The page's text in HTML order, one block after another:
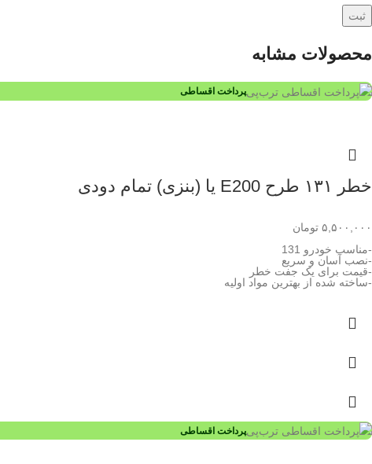
محصولات مشابه
پرداخت اقساطی
خطر ۱۳۱ طرح E200 یا (بنزی) تمام دودی
۵,۵۰۰,۰۰۰ تومان
-مناسب خودرو 131
-نصب آسان و سریع
-قیمت برای یک جفت خطر
-ساخته شده از بهترین مواد اولیه
پرداخت اقساطی